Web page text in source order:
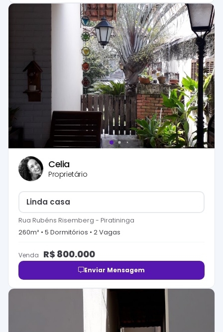
Celia
Proprietário
Linda casa
Rua Rubéns Risemberg - Piratininga
260m² • 5 Dormitórios • 2Vagas
Venda R$ 800.000
Enviar Mensagem